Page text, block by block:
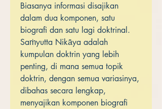
Biasanya informasi disajikan
dalam dua komponen, satu
biografi dan satu lagi doktrinal.
Saṁyutta Nikāya adalah
kumpulan doktrin yang lebih
penting, di mana semua topik
doktrin, dengan semua variasinya,
dibahas secara lengkap,
menyajikan komponen biografi